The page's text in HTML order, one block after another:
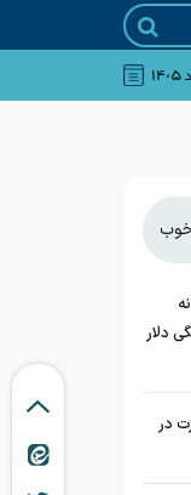
دلار
در